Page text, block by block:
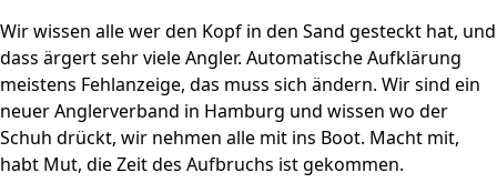
Wir wissen alle wer den Kopf in den Sand gesteckt hat, und
dass ärgert sehr viele Angler. Automatische Aufklärung
meistens Fehlanzeige, das muss sich ändern. Wir sind ein
neuer Anglerverband in Hamburg und wissen wo der
Schuh drückt, wir nehmen alle mit ins Boot. Macht mit,
habt Mut, die Zeit des Aufbruchs ist gekommen.